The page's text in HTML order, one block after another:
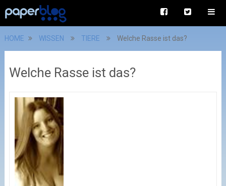
HOME WISSEN TIERE Welche Rasse ist das?
Welche Rasse ist das?